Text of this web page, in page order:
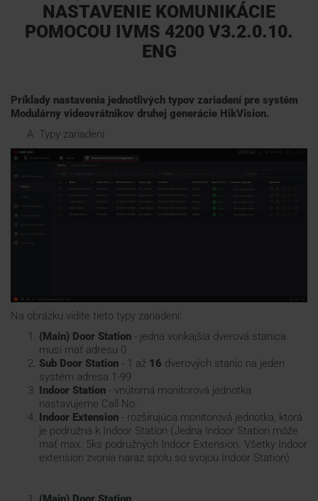
Pomoc na diaľku
Kalendár akcií
How To návody
Dokumenty
KONTAKTY
NASTAVENIE KOMUNIKÁCIE
POMOCOU IVMS 4200 V3.2.0.10.
ENG
Príklady nastavenia jednotlivých typov zariadení pre systém
Modulárny videovrátnikov druhej generácie HikVision.
Typy zariadení
Na obrázku vidíte tieto typy zariadení:
(Main) Door Station - jedna vonkajšia dverová stanica
musí mať adresu 0
Sub Door Station - 1 až 16 dverových staníc na jeden
systém adresa 1-99
Indoor Station - vnútorná monitorová jednotka
nastavujeme Call No.
Indoor Extension - rozširujúca monitorová jednotka, ktorá
je podružná k Indoor Station (Jedna Indoor Station môže
mať max. 5ks podružných Indoor Extension. Všetky Indoor
extension zvonia naraz spolu so svojou Indoor Station)